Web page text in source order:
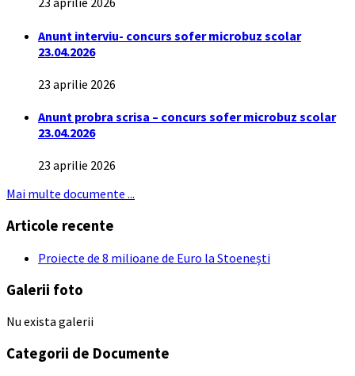
Anunt interviu- concurs sofer microbuz scolar
23.04.2026
23 aprilie 2026
Anunt probra scrisa – concurs sofer microbuz scolar
23.04.2026
23 aprilie 2026
Mai multe documente ...
Articole recente
Proiecte de 8 milioane de Euro la Stoenești
Galerii foto
Nu exista galerii
Categorii de Documente